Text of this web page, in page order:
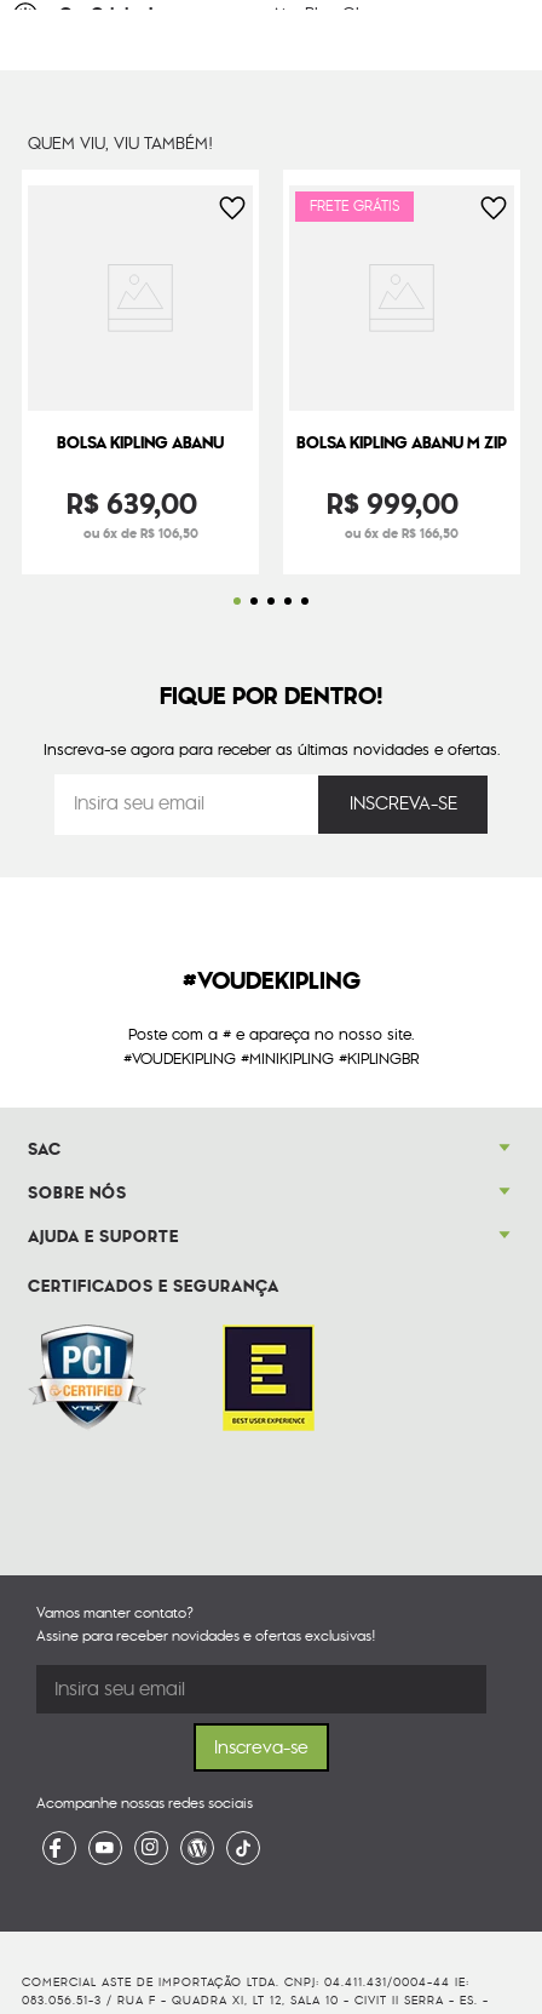
Cor Original Airy Blue Ql
QUEM VIU, VIU TAMBÉM!
BOLSA KIPLING ABANU
R$ 639,00
ou 6x de R$ 106,50
FRETE GRÁTIS
BOLSA KIPLING ABANU M ZIP
R$999,00
ou 6x de R$ 166,50
FIQUE POR DENTRO!
Inscreva-se agora para receber as últimas novidades e ofertas.
#VOUDEKIPLING
Poste com a # e apareça no nosso site.
#VOUDEKIPLING #MINIKIPLING #KIPLINGBR
SAC
SOBRE NÓS
AJUDA E SUPORTE
CERTIFICADOS E SEGURANÇA
Vamos manter contato?
Assine para receber novidades e ofertas exclusivas!
Acompanhe nossas redes sociais
COMERCIAL ASTE DE IMPORTAÇÃO LTDA. CNPJ: 04.411.431/0004-44 IE:
083.056.51-3 / RUA F - QUADRA XI, LT 12, SALA 10 - CIVIT II SERRA - ES. -